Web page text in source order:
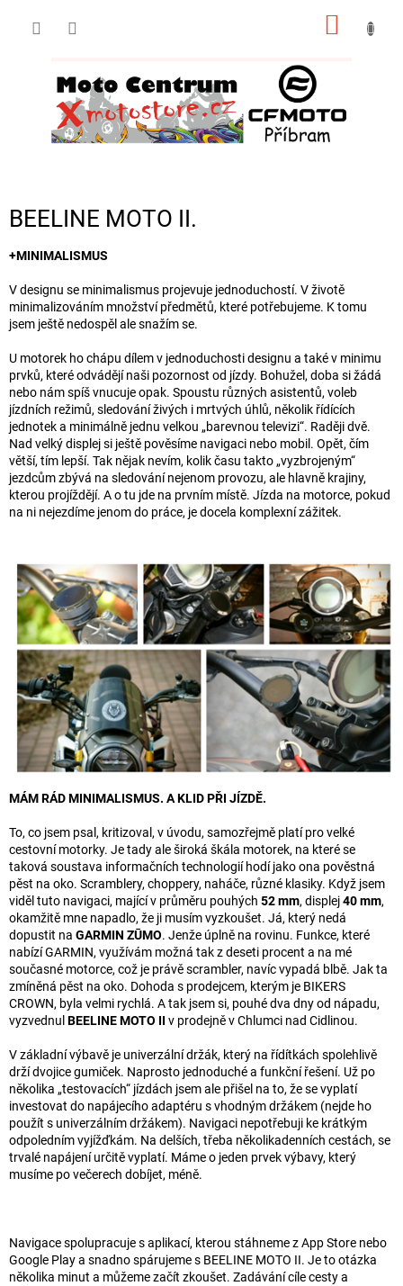
BEELINE MOTO II.
+MINIMALISMUS
V designu se minimalismus projevuje jednoduchostí. V životě
minimalizováním množství předmětů, které potřebujeme. K tomu
jsem ještě nedospěl ale snažím se.
U motorek ho chápu dílem v jednoduchosti designu a také v minimu
prvků, které odvádějí naši pozornost od jízdy. Bohužel, doba si žádá
nebo nám spíš vnucuje opak. Spoustu různých asistentů, voleb
jízdních režimů, sledování živých i mrtvých úhlů, několik řídících
jednotek a minimálně jednu velkou „barevnou televizi“. Raději dvě.
Nad velký displej si ještě pověsíme navigaci nebo mobil. Opět, čím
větší, tím lepší. Tak nějak nevím, kolik času takto „vyzbrojeným“
jezdcům zbývá na sledování nejenom provozu, ale hlavně krajiny,
kterou projíždějí. A o tu jde na prvním místě. Jízda na motorce, pokud
na ni nejezdíme jenom do práce, je docela komplexní zážitek.
MÁM RÁD MINIMALISMUS. A KLID PŘI JÍZDĚ.
To, co jsem psal, kritizoval, v úvodu, samozřejmě platí pro velké
cestovní motorky. Je tady ale široká škála motorek, na které se
taková soustava informačních technologií hodí jako ona pověstná
pěst na oko. Scramblery, choppery, naháče, různé klasiky. Když jsem
viděl tuto navigaci, mající v průměru pouhých 52 mm, displej40 mm,
okamžitě mne napadlo, že ji musím vyzkoušet. Já, který nedá
dopustit na GARMIN ZŪMO. Jenže úplně na rovinu. Funkce, které
nabízí GARMIN, využívám možná tak z deseti procent a na mé
současné motorce, což je právě scrambler, navíc vypadá blbě. Jak ta
zmíněná pěst na oko. Dohoda s prodejcem, kterým je BIKERS
CROWN, byla velmi rychlá. A tak jsem si, pouhé dva dny od nápadu,
vyzvednul BEELINE MOTO II v prodejně v Chlumci nad Cidlinou.
V základní výbavě je univerzální držák, který na řídítkách spolehlivě
drží dvojice gumiček. Naprosto jednoduché a funkční řešení. Už po
několika „testovacích“ jízdách jsem ale přišel na to, že se vyplatí
investovat do napájecího adaptéru s vhodným držákem (nejde ho
použít s univerzálním držákem). Navigaci nepotřebuji ke krátkým
odpoledním vyjížďkám. Na delších, třeba několikadenních cestách, se
trvalé napájení určitě vyplatí. Máme o jeden prvek výbavy, který
musíme po večerech dobíjet, méně.
Navigace spolupracuje s aplikací, kterou stáhneme z App Store nebo
Google Play a snadno spárujeme s BEELINE MOTO II. Je to otázka
několika minut a můžeme začít zkoušet. Zadávání cíle cesty a